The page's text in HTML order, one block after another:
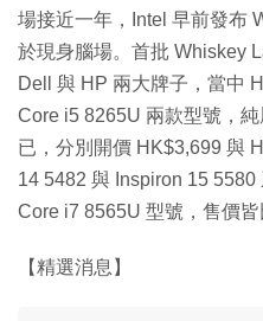
場接近一年，Intel 早前發布
於現身腦場。首批 Whiskey
Dell 與 HP 兩大牌子，當中
Core i5 8265U 兩款型號，
已，分別開價 HK$3,699 與
14 5482 與 Inspiron 15
Core i7 8565U 型號，售價皆
【精選消息】